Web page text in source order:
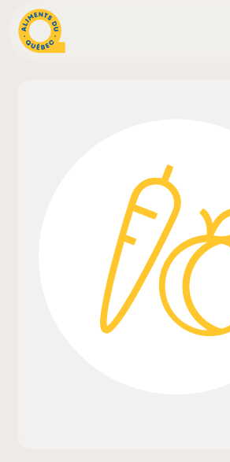
Inspirations d'ici
Restaurants
Institutions
À propos